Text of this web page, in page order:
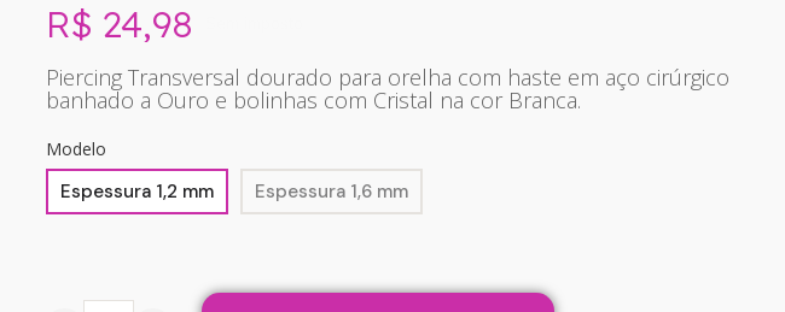
R$ 24,98
Piercing Transversal dourado para orelha com haste em aço cirúrgico
banhado a Ouro e bolinhas com Cristal na cor Branca.
Modelo
Espessura 1,2 mm Espessura 1,6 mm